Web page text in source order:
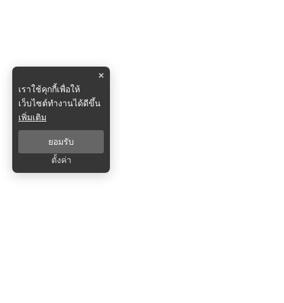
×
เราใช้คุกกี้เพื่อให้
เว็บไซต์ทำงานได้ดีขึ้น
เพิ่มเติม
ยอมรับ
ตั้งค่า